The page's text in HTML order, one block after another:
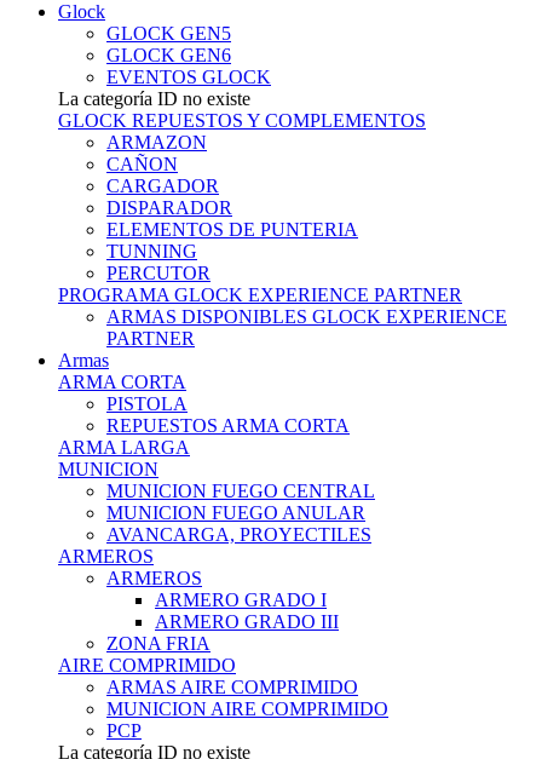
Glock
GLOCK GEN5
GLOCK GEN6
EVENTOS GLOCK
La categoría ID no existe
GLOCK REPUESTOS Y COMPLEMENTOS
ARMAZON
CAÑON
CARGADOR
DISPARADOR
ELEMENTOS DE PUNTERIA
TUNNING
PERCUTOR
PROGRAMA GLOCK EXPERIENCE PARTNER
ARMAS DISPONIBLES GLOCK EXPERIENCE
PARTNER
Armas
ARMA CORTA
PISTOLA
REPUESTOS ARMA CORTA
ARMA LARGA
MUNICION
MUNICION FUEGO CENTRAL
MUNICION FUEGO ANULAR
AVANCARGA, PROYECTILES
ARMEROS
ARMEROS
ARMERO GRADO I
ARMERO GRADO III
ZONA FRIA
AIRE COMPRIMIDO
ARMAS AIRE COMPRIMIDO
MUNICION AIRE COMPRIMIDO
PCP
La categoría ID no existe